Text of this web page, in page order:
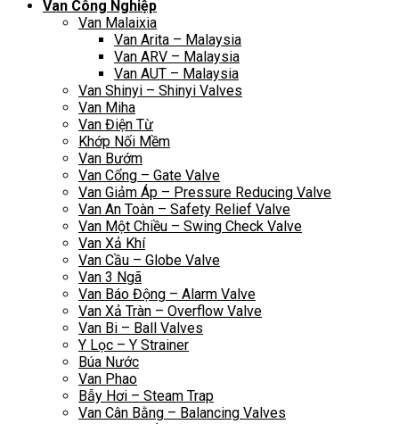
Van Công Nghiệp
Van Malaixia
Van Arita – Malaysia
Van ARV – Malaysia
Van AUT – Malaysia
Van Shinyi – Shinyi Valves
Van Miha
Van Điện Từ
Khớp Nối Mềm
Van Bướm
Van Cổng – Gate Valve
Van Giảm Áp – Pressure Reducing Valve
Van An Toàn – Safety Relief Valve
Van Một Chiều – Swing Check Valve
Van Xả Khí
Van Cầu – Globe Valve
Van 3 Ngã
Van Báo Động – Alarm Valve
Van Xả Tràn – Overflow Valve
Van Bi – Ball Valves
Y Lọc – Y Strainer
Búa Nước
Van Phao
Bẫy Hơi – Steam Trap
Van Cân Bằng – Balancing Valves